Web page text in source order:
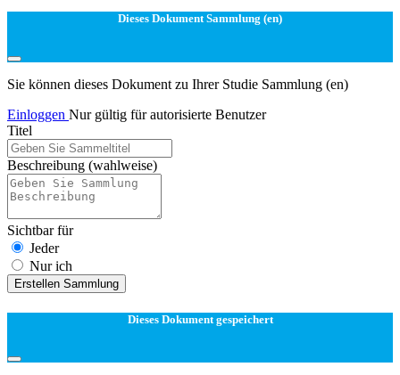
Dieses Dokument Sammlung (en)
Sie können dieses Dokument zu Ihrer Studie Sammlung (en)
Einloggen Nur gültig für autorisierte Benutzer
Titel
Beschreibung (wahlweise)
Sichtbar für
Jeder
Nur ich
Erstellen Sammlung
Dieses Dokument gespeichert